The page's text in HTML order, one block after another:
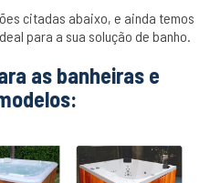
citadas abaixo, e ainda temos
para a sua solução de banho.
as banheiras e